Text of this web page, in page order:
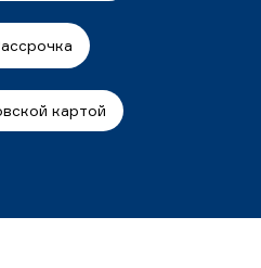
картой